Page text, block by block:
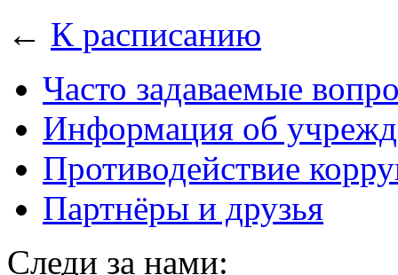
← К расписанию
Часто задаваемые
Информация об
Противодействие
Партнёры и друзья
Следи за нами: